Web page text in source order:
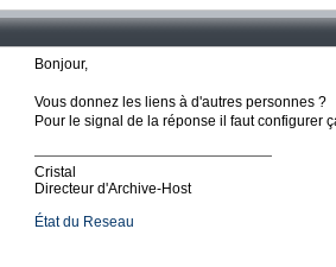
Bonjour,
Vous donnez les liens à d'autres personnes ?
Pour le signal de la réponse il faut configurer
Cristal
Directeur d'Archive-Host
État du Reseau